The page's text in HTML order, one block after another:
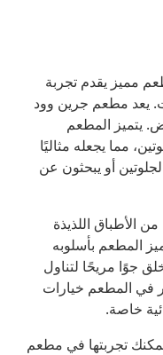
مميز يقدم تجربة
يعد مطعم جرين وود
يتميز المطعم
مما يجعله مثاليًا
أو يبحثون عن
الأطباق اللذيذة
المطعم بأسلوبه
جوًا مريحًا لتناول
في المطعم خيارات
خاصة.
تجربتها في مطعم